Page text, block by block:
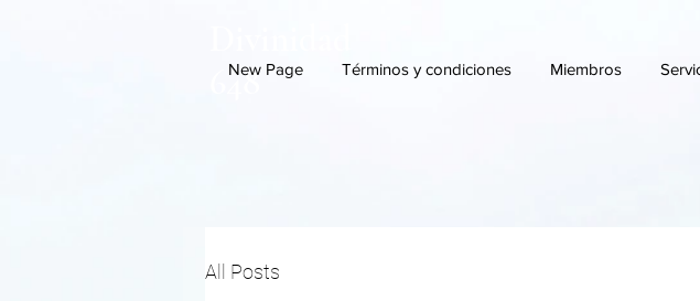
648
New Page Términos y condiciones Miembros
All Posts